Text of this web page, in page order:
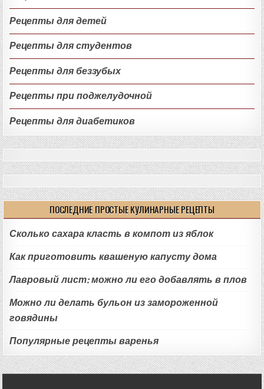
Рецепты для детей
Рецепты для студентов
Рецепты для беззубых
Рецепты при поджелудочной
Рецепты для диабетиков
ПОСЛЕДНИЕ ПРОСТЫЕ КУЛИНАРНЫЕ РЕЦЕПТЫ
Сколько сахара класть в компот из яблок
Как приготовить квашеную капусту дома
Лавровый лист: можно ли его добавлять в плов
Можно ли делать бульон из замороженной
говядины
Популярные рецепты варенья